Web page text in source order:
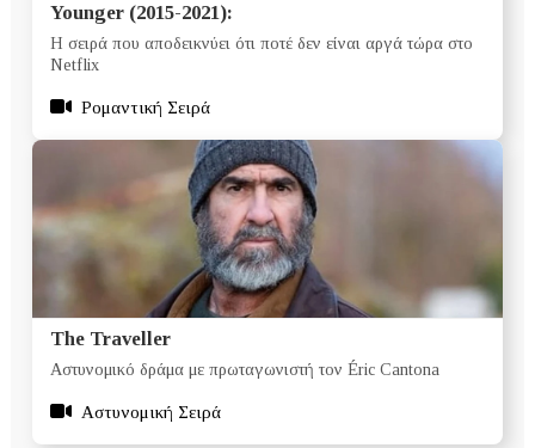
Younger (2015-2021):
Η σειρά που αποδεικνύει ότι ποτέ δεν είναι αργά τώρα στο
Netflix
Ρομαντική Σειρά
The Traveller
Αστυνομικό δράμα με πρωταγωνιστή τον Éric Cantona
Αστυνομική Σειρά